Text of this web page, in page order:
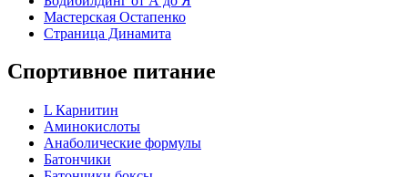
Мастерская Остапенко
Страница Динамита
Спортивное питание
L Карнитин
Аминокислоты
Анаболические формулы
Батончики